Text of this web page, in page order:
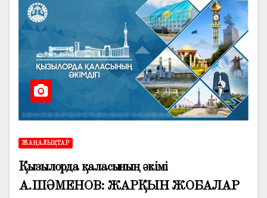
ЖАҢАЛЫҚТАР
Қызылорда қаласының әкімі
А.ШӘМЕНОВ: ЖАРҚЫН ЖОБАЛАР